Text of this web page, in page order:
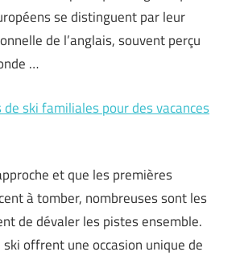
se distinguent par leur
de l’anglais, souvent perçu
…
ski familiales pour des vacances
et que les premières
à tomber, nombreuses sont les
de dévaler les pistes ensemble.
ski offrent une occasion unique de